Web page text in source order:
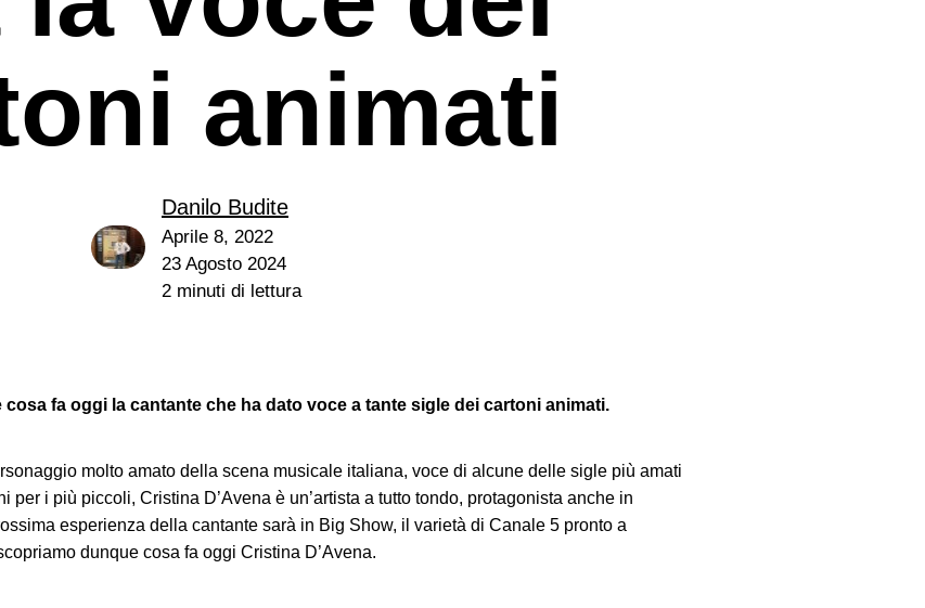
animati
Danilo Budite
Aprile 8, 2022
23 Agosto 2024
2 minuti di lettura
cosa fa oggi la cantante che ha dato voce a tante sigle dei cartoni animati.
molto amato della scena musicale italiana, voce di alcune delle sigle più amati
per i più piccoli, Cristina D’Avena è un’artista a tutto tondo, protagonista anche in
esperienza della cantante sarà in Big Show, il varietà di Canale 5 pronto a
dunque cosa fa oggi Cristina D’Avena.